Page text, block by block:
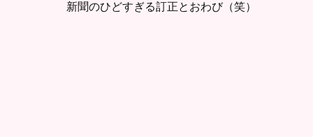
新聞のひどすぎる訂正とおわび（笑）